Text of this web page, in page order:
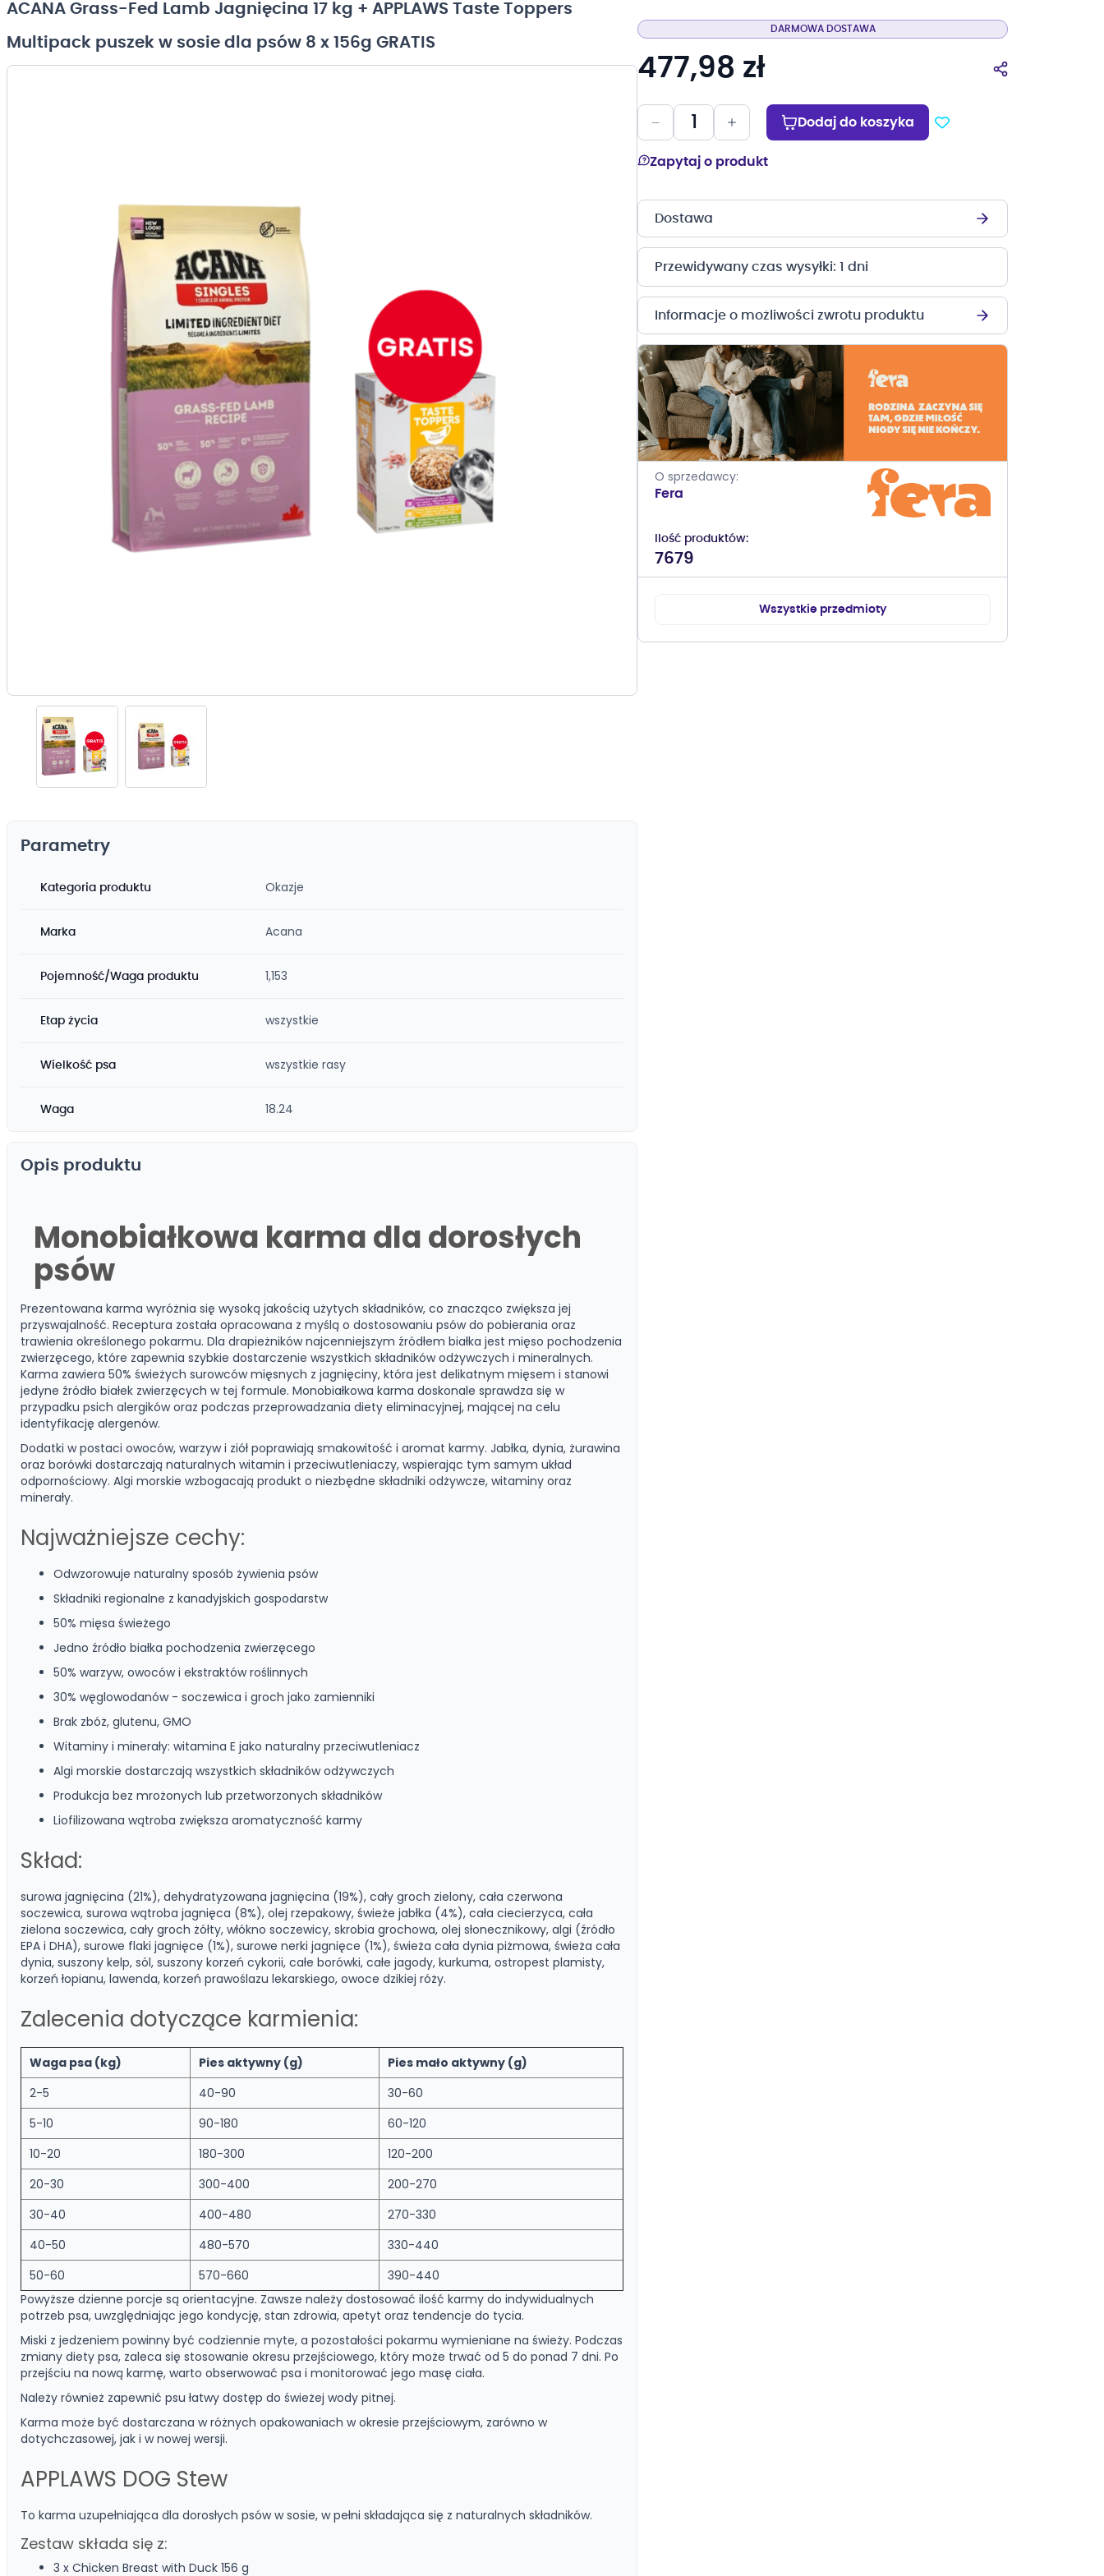
DARMOWA DOSTAWA
477,98 zł
Dodaj do koszyka
Zapytaj o produkt
Dostawa
Przewidywany czas wysyłki: 1 dni
Informacje o możliwości zwrotu produktu
O sprzedawcy
Fera
Ilość produktów
7679
Wszystkie przedmioty
ACANA Grass-Fed Lamb Jagnięcina 17 kg + APPLAWS Taste Toppers
Multipack puszek w sosie dla psów 8 x 156g GRATIS
Przejdź
początek
Parametry
Kategoria produktu Okazje
Marka Acana
Pojemność/Waga produktu 1,153
Etap życia wszystkie
Wielkość psa wszystkie rasy
Waga 18.24
Opis produktu
Monobiałkowa karma dla dorosłych
psów
Prezentowana karma wyróżnia się wysoką jakością użytych składników, co znacząco zwiększa jej
przyswajalność. Receptura została opracowana z myślą o dostosowaniu psów do pobierania oraz
trawienia określonego pokarmu. Dla drapieżników najcenniejszym źródłem białka jest mięso pochodzenia
zwierzęcego, które zapewnia szybkie dostarczenie wszystkich składników odżywczych i mineralnych.
Karma zawiera 50% świeżych surowców mięsnych z jagnięciny, która jest delikatnym mięsem i stanowi
jedyne źródło białek zwierzęcych w tej formule. Monobiałkowa karma doskonale sprawdza się w
przypadku psich alergików oraz podczas przeprowadzania diety eliminacyjnej, mającej na celu
identyfikację alergenów.
Dodatki w postaci owoców, warzyw i ziół poprawiają smakowitość i aromat karmy. Jabłka, dynia, żurawina
oraz borówki dostarczają naturalnych witamin i przeciwutleniaczy, wspierając tym samym układ
odpornościowy. Algi morskie wzbogacają produkt o niezbędne składniki odżywcze, witaminy oraz
minerały.
Najważniejsze cechy:
Odwzorowuje naturalny sposób żywienia psów
Składniki regionalne z kanadyjskich gospodarstw
50% mięsa świeżego
Jedno źródło białka pochodzenia zwierzęcego
50% warzyw, owoców i ekstraktów roślinnych
30% węglowodanów - soczewica i groch jako zamienniki
Brak zbóż, glutenu, GMO
Witaminy i minerały: witamina E jako naturalny przeciwutleniacz
Algi morskie dostarczają wszystkich składników odżywczych
Produkcja bez mrożonych lub przetworzonych składników
Liofilizowana wątroba zwiększa aromatyczność karmy
Skład:
surowa jagnięcina (21%), dehydratyzowana jagnięcina (19%), cały groch zielony, cała czerwona
soczewica, surowa wątroba jagnięca (8%), olej rzepakowy, świeże jabłka (4%), cała ciecierzyca, cała
zielona soczewica, cały groch żółty, włókno soczewicy, skrobia grochowa, olej słonecznikowy, algi (źródło
EPA i DHA), surowe flaki jagnięce (1%), surowe nerki jagnięce (1%), świeża cała dynia piżmowa, świeża cała
dynia, suszony kelp, sól, suszony korzeń cykorii, całe borówki, całe jagody, kurkuma, ostropest plamisty,
korzeń łopianu, lawenda, korzeń prawoślazu lekarskiego, owoce dzikiej róży.
Zalecenia dotyczące karmienia:
Waga psa (kg) Pies aktywny (g)
Pies mało aktywny (g)
2-5
40-90
30-60
5-10
90-180
60-120
10-20
180-300
120-200
20-30
300-400
200-270
30-40
400-480
270-330
40-50
480-570
330-440
50-60
570-660
390-440
Powyższe dzienne porcje są orientacyjne. Zawsze należy dostosować ilość karmy do indywidualnych
potrzeb psa, uwzględniając jego kondycję, stan zdrowia, apetyt oraz tendencje do tycia.
Miski z jedzeniem powinny być codziennie myte, a pozostałości pokarmu wymieniane na świeży. Podczas
zmiany diety psa, zaleca się stosowanie okresu przejściowego, który może trwać od 5 do ponad 7 dni. Po
przejściu na nową karmę, warto obserwować psa i monitorować jego masę ciała.
Należy również zapewnić psu łatwy dostęp do świeżej wody pitnej.
Karma może być dostarczana w różnych opakowaniach w okresie przejściowym, zarówno w
dotychczasowej, jak i w nowej wersji.
APPLAWS DOG Stew
To karma uzupełniająca dla dorosłych psów w sosie, w pełni składająca się z naturalnych składników.
Zestaw składa się z:
3 x Chicken Breast with Duck 156 g